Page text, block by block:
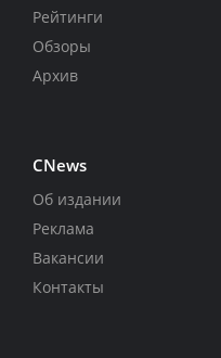
Рейтинги
Обзоры
Архив
CNews
Об издании
Реклама
Вакансии
Контакты